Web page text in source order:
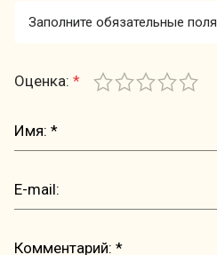
Заполните обязательные поля
Оценка: *